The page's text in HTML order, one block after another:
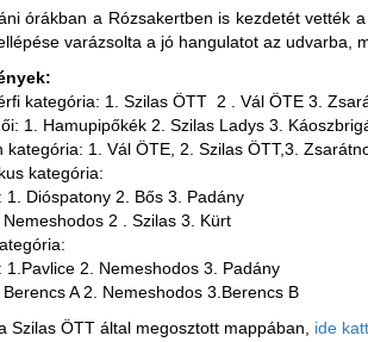
órákban a Rózsakertben is kezdetét vették
varázsolta a jó hangulatot az udvarba,
kategória: 1. Szilas ÖTT 2 . Vál ÖTE 3.
1. Hamupipőkék 2. Szilas Ladys 3.
kategória: 1. Vál ÖTE, 2. Szilas ÖTT,3.
kategória:
1. Dióspatony 2. Bős 3. Padány
Nemeshodos 2 . Szilas 3. Kürt
1.Pavlice 2. Nemeshodos 3. Padány
Berencs A 2. Nemeshodos 3.Berencs B
Szilas ÖTT által megosztott mappában, ide